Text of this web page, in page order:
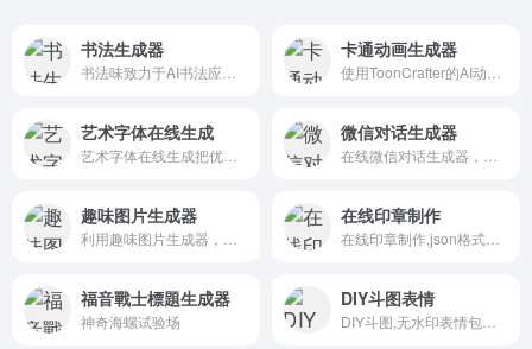
书法生成器 卡通动画生成器
艺术字体在线生成 微信对话生成器
趣味图片生成器 在线印章制作
福音戰士標題生成器
神奇海螺试验场
DIY斗图表情